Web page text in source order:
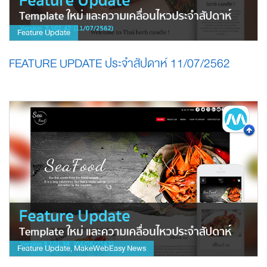
Feature Update
FEATURE UPDATE ประจำสัปดาห์ 11/07/2562
Feature Update,MakeWebEasy News